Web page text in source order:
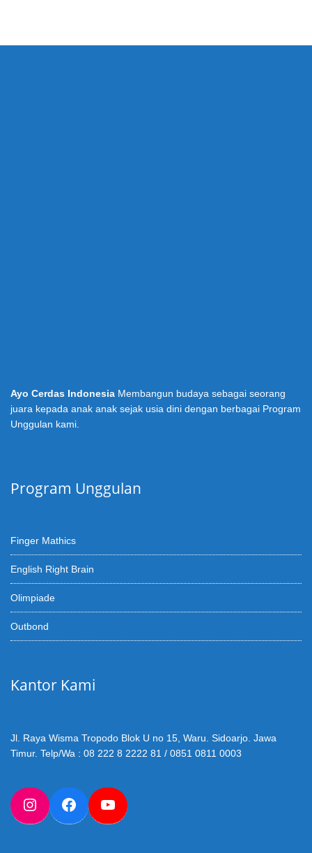
Ayo Cerdas Indonesia Membangun budaya sebagai seorang
juara kepada anak anak sejak usia dini dengan berbagai Program
Unggulan kami.
Program Unggulan
Finger Mathics
English Right Brain
Olimpiade
Outbond
Kantor Kami
Jl. Raya Wisma Tropodo Blok U no 15, Waru. Sidoarjo. Jawa
Timur. Telp/Wa : 08 222 8 2222 81 / 0851 0811 0003
InstagramFacebookYouTube